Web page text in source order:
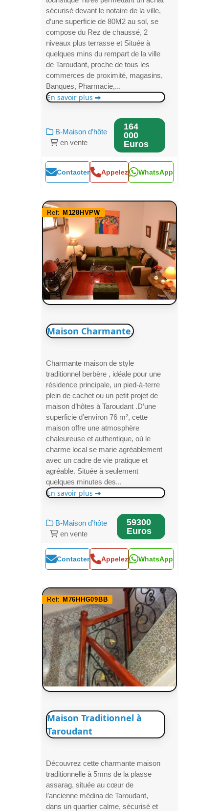
sécurisé devant le notaire de la ville,
d’une superficie de 80M2 au sol, se
compose du Rez de chaussé, 2
niveaux plus terrasse et Située à
quelques mins du rempart de la ville
de Taroudant, proche de tous les
commerces de proximité, magasins,
Banques, Pharmacie,...
En savoir plus
B-Maison d’hôte
en vente
164
000
Euros
Contacter Appelez WhatsApp
Ref: M128HVPW
Maison Charmante.
Charmante maison de style
traditionnel berbère , idéale pour une
résidence principale, un pied-à-terre
plein de cachet ou un petit projet de
maison d’hôtes à Taroudant .D’une
superficie d’environ 76 m², cette
maison offre une atmosphère
chaleureuse et authentique, où le
charme local se marie agréablement
avec un cadre de vie pratique et
agréable. Située à seulement
quelques minutes des...
En savoir plus
B-Maison d’hôte
en vente
59300
Euros
Contacter Appelez WhatsApp
Ref: M76HHG09BB
Maison Traditionnel à
Taroudant
Découvrez cette charmante maison
traditionnelle à 5mns de la plasse
assarag, située au cœur de
l’ancienne médina de Taroudant,
dans un quartier calme, sécurisé et